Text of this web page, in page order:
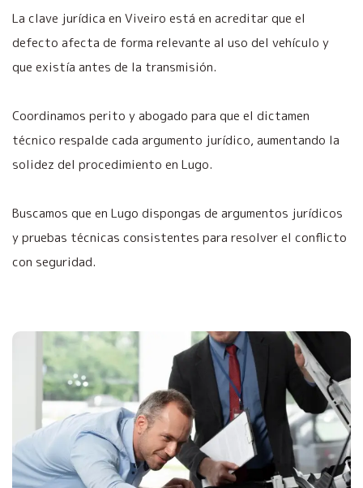
La clave jurídica en Viveiro está en acreditar que el
defecto afecta de forma relevante al uso del vehículo y
que existía antes de la transmisión.
Coordinamos perito y abogado para que el dictamen
técnico respalde cada argumento jurídico, aumentando la
solidez del procedimiento en Lugo.
Buscamos que en Lugo dispongas de argumentos jurídicos
y pruebas técnicas consistentes para resolver el conflicto
con seguridad.